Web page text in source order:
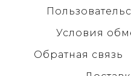
Условия
Обратная связь